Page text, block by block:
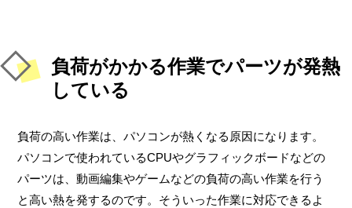
負荷がかかる作業でパーツが発熱
している
負荷の高い作業は、パソコンが熱くなる原因になります。
パソコンで使われているCPUやグラフィックボードなどの
パーツは、動画編集やゲームなどの負荷の高い作業を行う
と高い熱を発するのです。そういった作業に対応できるよ